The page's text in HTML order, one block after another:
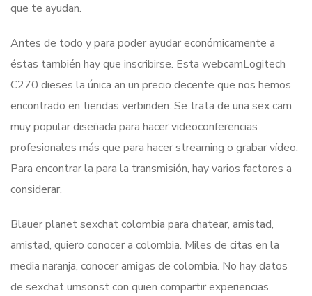
que te ayudan.
Antes de todo y para poder ayudar económicamente a
éstas también hay que inscribirse. Esta webcamLogitech
C270 dieses la única an un precio decente que nos hemos
encontrado en tiendas verbinden. Se trata de una sex cam
muy popular diseñada para hacer videoconferencias
profesionales más que para hacer streaming o grabar vídeo.
Para encontrar la para la transmisión, hay varios factores a
considerar.
Blauer planet sexchat colombia para chatear, amistad,
amistad, quiero conocer a colombia. Miles de citas en la
media naranja, conocer amigas de colombia. No hay datos
de sexchat umsonst con quien compartir experiencias.